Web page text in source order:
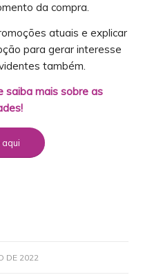
da compra.
atuais e explicar
para gerar interesse
também.
saiba mais sobre as
aqui
DE 2022